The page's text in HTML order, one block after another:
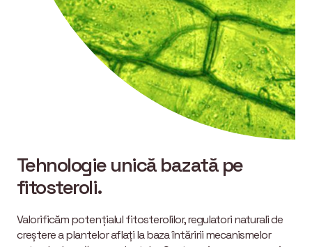
Tehnologie unică bazată pe
fitosteroli.
Valorificăm potențialul fitosterolilor, regulatori naturali de
creștere a plantelor aflați la baza întăririi mecanismelor